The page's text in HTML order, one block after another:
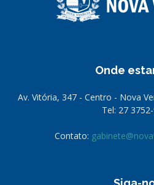
Onde
Av. Vitória, 347 - Centro - Nova
Tel: 27
Contato: